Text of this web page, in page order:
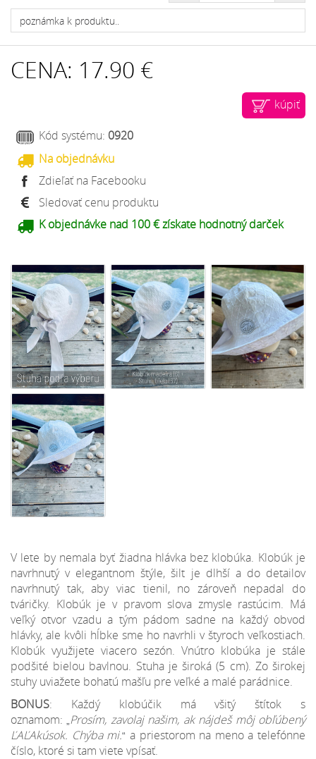
CENA: 17.90 €
kúpiť
Kód systému: 0920
Na objednávku
Zdieľať na Facebooku
Sledovať cenu produktu
K objednávke nad 100 € získate hodnotný darček
V lete by nemala byť žiadna hlávka bez klobúka. Klobúk je
navrhnutý v elegantnom štýle, šilt je dlhší a do detailov
navrhnutý tak, aby viac tienil, no zároveň nepadal do
tváričky. Klobúk je v pravom slova zmysle rastúcim. Má
veľký otvor vzadu a tým pádom sadne na každý obvod
hlávky, ale kvôli hĺbke sme ho navrhli v štyroch veľkostiach.
Klobúk využijete viacero sezón. Vnútro klobúka je stále
podšité bielou bavlnou. Stuha je široká (5 cm). Zo širokej
stuhy uviažete bohatú mašľu pre veľké a malé parádnice.
BONUS: Každý klobúčik má všitý štítok s
oznamom: Prosím, zavolaj našim, ak nájdeš môj obľúbený
ĽAĽAkúsok. Chýba mi.“ a priestorom na meno a telefónne
číslo, ktoré si tam viete vpísať.